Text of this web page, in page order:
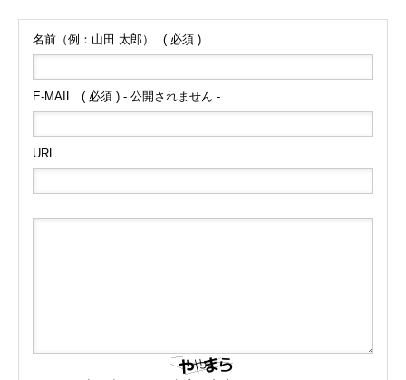
名前（例：山田 太郎） ( 必須 )
E-MAIL ( 必須 ) - 公開されません -
URL